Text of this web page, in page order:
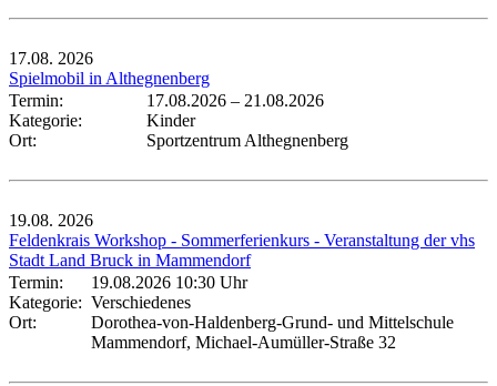
17.08. 2026
Spielmobil in Althegnenberg
Termin:
17.08.2026 – 21.08.2026
Kategorie:
Kinder
Ort:
Sportzentrum Althegnenberg
19.08. 2026
Feldenkrais Workshop - Sommerferienkurs - Veranstaltung der vhs
Stadt Land Bruck in Mammendorf
Termin:
19.08.2026 10:30 Uhr
Kategorie: Verschiedenes
Ort:
Dorothea-von-Haldenberg-Grund- und Mittelschule
Mammendorf, Michael-Aumüller-Straße 32